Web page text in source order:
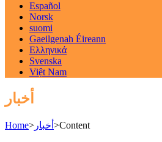
Español
Norsk
suomi
Gaeilgenah Éireann
Ελληνικά
Svenska
Việt Nam
أخبار
Home> أخبار >Content